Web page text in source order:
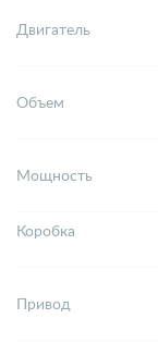
Двигатель
Объем
Мощность
Коробка
Привод